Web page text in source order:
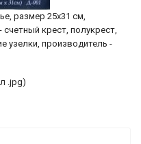
размер 25х31 см,
крест, полукрест,
узелки, производитель -
.jpg)